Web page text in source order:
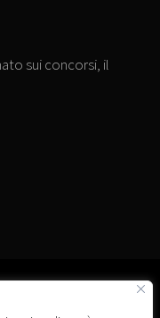
sui concorsi, il